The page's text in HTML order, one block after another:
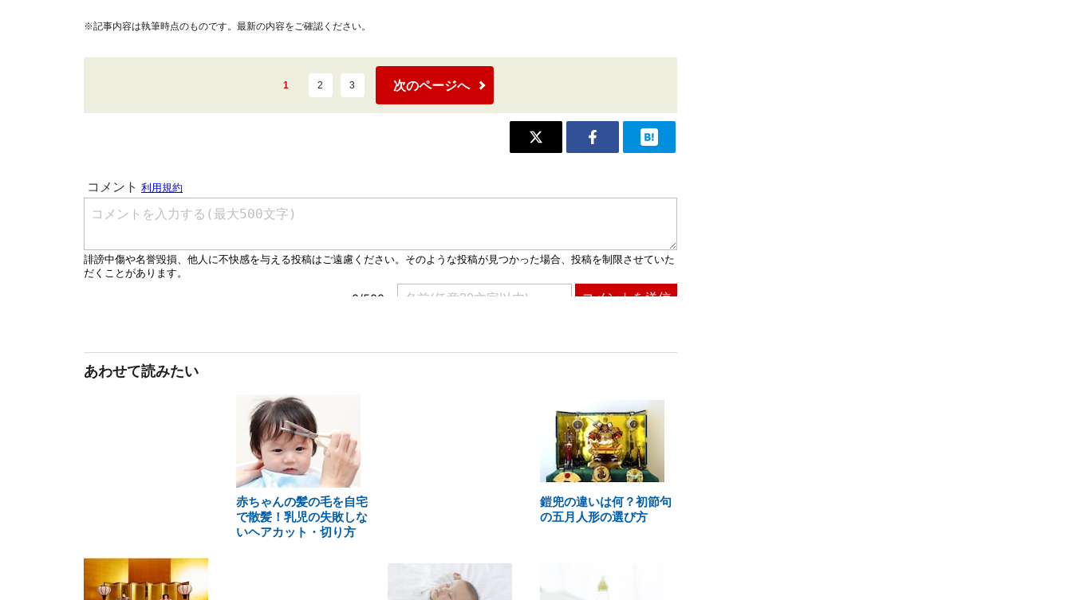
※記事内容は執筆時点のものです。最新の内容をご確認ください。
1 2 3 次のページへ
あわせて読みたい
赤ちゃんの髪の毛を自宅
で散髪！乳児の失敗しな
いヘアカット・切り方
鎧兜の違いは何？初節句
の五月人形の選び方